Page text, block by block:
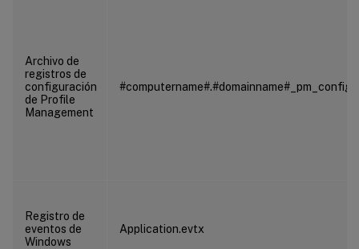
Archivo de
registros de
configuración
de Profile
Management
Registro de
eventos de
Windows
Application.evtx